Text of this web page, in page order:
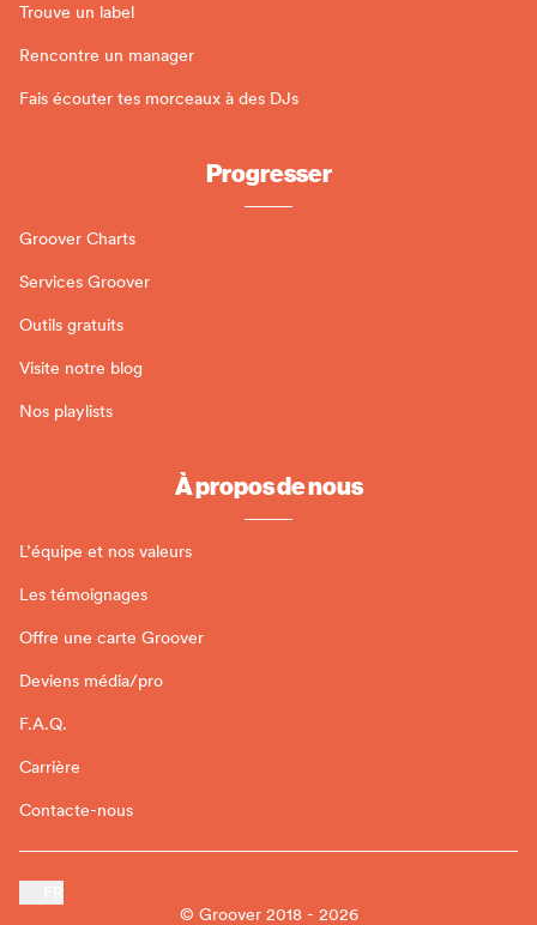
Trouve un label
Rencontre un manager
Fais écouter tes morceaux à des DJs
Progresser
Groover Charts
Services Groover
Outils gratuits
Visite notre blog
Nos playlists
À propos de nous
L’équipe et nos valeurs
Les témoignages
Offre une carte Groover
Deviens média/pro
F.A.Q.
Carrière
Contacte-nous
© Groover 2018 - 2026